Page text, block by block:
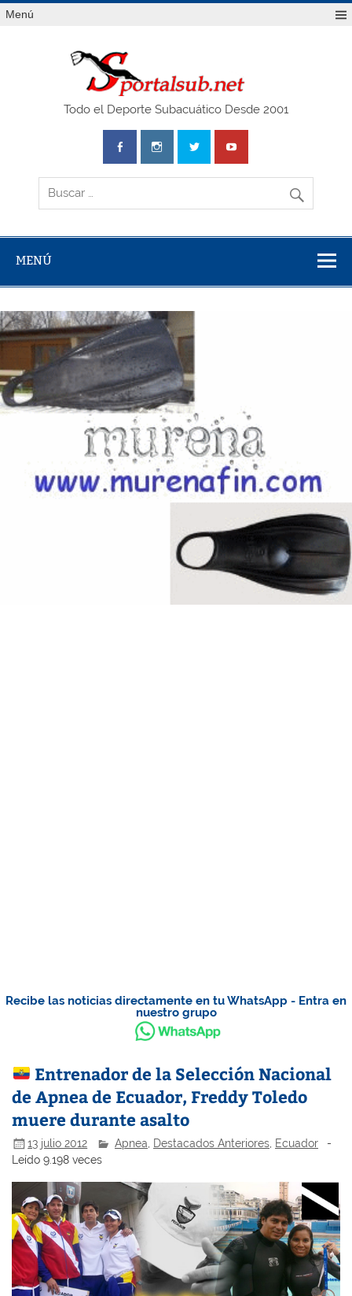
Saltar
alMenú
Todo el Deporte Subacuático Desde 2001
MENÚ
Recibe las noticias directamente en tu WhatsApp - Entra en
nuestro grupo
Entrenador de la Selección Nacional
de Apnea de Ecuador, Freddy Toledo
muere durante asalto
13 julio 2012 Apnea Destacados Anteriores Ecuador
-
Leído 9.198 veces